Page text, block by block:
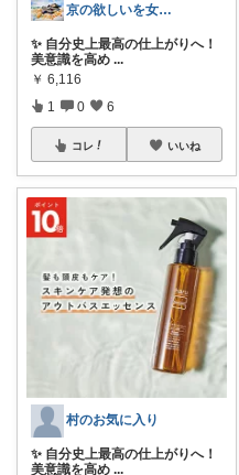
京の欲しいを女性に向けて
✨ 自分史上最高の仕上がりへ！
美意識を高め ...
￥ 6,116
1 0 6
コレ いいね
村のお気に入り
✨ 自分史上最高の仕上がりへ！
美意識を高め ...